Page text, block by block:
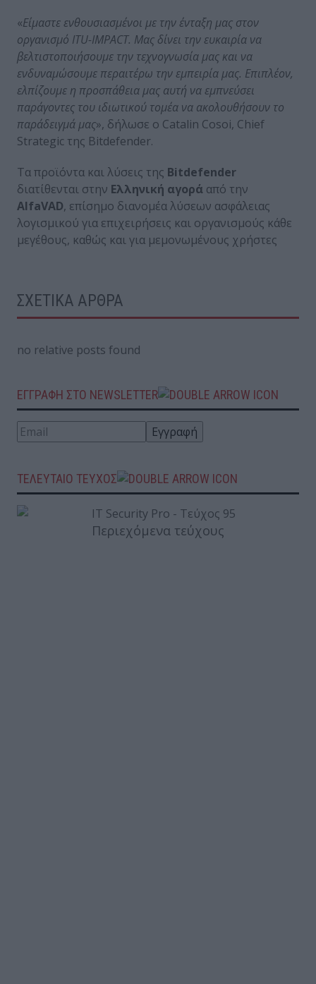
«Είμαστε ενθουσιασμένοι με την ένταξη μας στον
οργανισμό ITU-IMPACT. Μας δίνει την ευκαιρία να
βελτιστοποιήσουμε την τεχνογνωσία μας και να
ενδυναμώσουμε περαιτέρω την εμπειρία μας. Επιπλέον,
ελπίζουμε η προσπάθεια μας αυτή να εμπνεύσει
παράγοντες του ιδιωτικού τομέα να ακολουθήσουν το
παράδειγμά μας», δήλωσε ο Catalin Cosoi, Chief
Strategic της Bitdefender.
Τα προϊόντα και λύσεις της Βitdefender
διατίθενται στην Ελληνική αγορά από την
ΑlfaVAD, επίσημο διανομέα λύσεων ασφάλειας
λογισμικού για επιχειρήσεις και οργανισμούς κάθε
μεγέθους, καθώς και για μεμονωμένους χρήστες
ΣΧΕΤΙΚΑ ΑΡΘΡΑ
no relative posts found
ΕΓΓΡΑΦΗ ΣΤΟ NEWSLETTER
ΤΕΛΕΥΤΑΙΟ ΤΕΥΧΟΣ
Περιεχόμενα τεύχους